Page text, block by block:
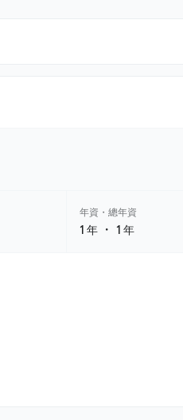
年資・總年資
1 年 ・1 年